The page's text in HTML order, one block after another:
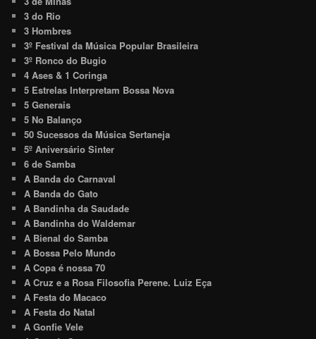
3 do Rio
3 Hombres
3º Festival da Música Popular Brasileira
3º Ronco do Bugio
4 Ases & 1 Coringa
5 Estrelas Interpretam Bossa Nova
5 Generais
5 No Balanço
50 Sucessos da Música Sertaneja
5º Aniversário Sinter
6 de Samba
A Banda do Carnaval
A Banda do Gato
A Bandinha da Saudade
A Bandinha do Waldemar
A Bienal do Samba
A Bossa Pelo Mundo
A Copa é nossa 70
A Cruz e a Rosa Filosofia Perene. Luiz Eça
A Festa do Macaco
A Festa do Natal
A Gonfie Vele